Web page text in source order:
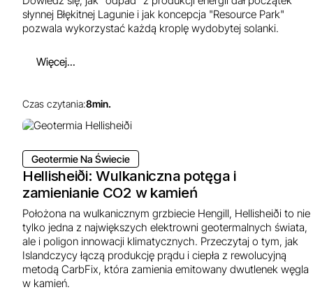
słynnej Błękitnej Lagunie i jak koncepcja "Resource Park"
pozwala wykorzystać każdą kroplę wydobytej solanki.
Więcej...
Czas czytania:8min.
Geotermie Na Świecie
Hellisheiði: Wulkaniczna potęga i
zamienianie CO2 w kamień
Położona na wulkanicznym grzbiecie Hengill, Hellisheiði to nie
tylko jedna z największych elektrowni geotermalnych świata,
ale i poligon innowacji klimatycznych. Przeczytaj o tym, jak
Islandczycy łączą produkcję prądu i ciepła z rewolucyjną
metodą CarbFix, która zamienia emitowany dwutlenek węgla
w kamień.